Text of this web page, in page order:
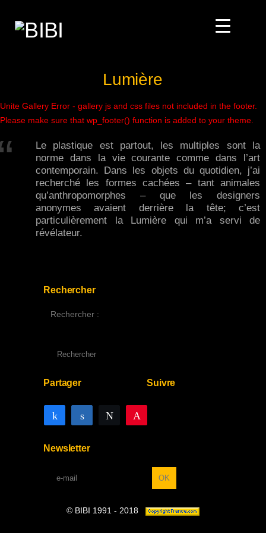
Lumière
Unite Gallery Error - gallery js and css files not included in the footer.
Please make sure that wp_footer() function is added to your theme.
Le plastique est partout, les multiples sont la
norme dans la vie courante comme dans l’art
contemporain. Dans les objets du quotidien, j’ai
recherché les formes cachées – tant animales
qu’anthropomorphes – que les designers
anonymes avaient derrière la tête; c’est
particulièrement la Lumière qui m’a servi de
révélateur.
Rechercher
Rechercher :
Partager
Partagez Partagez Tweetez
Suivre
Newsletter
© BIBI 1991 - 2018